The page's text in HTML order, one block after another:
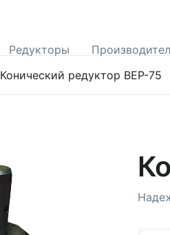
Редукторы
Конический редуктор BEP-75